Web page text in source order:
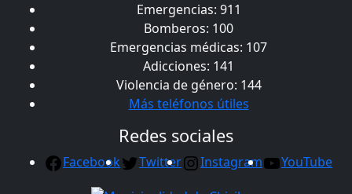
Emergencias: 911
Bomberos: 100
Emergencias médicas: 107
Adicciones: 141
Violencia de género: 144
Más teléfonos útiles
Redes sociales
Facebook Twitter Instagram YouTube